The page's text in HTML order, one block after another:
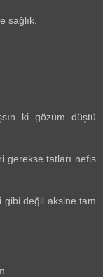
sağlık.
ki gözüm düştü
gerekse tatları nefis
gibi değil aksine tam